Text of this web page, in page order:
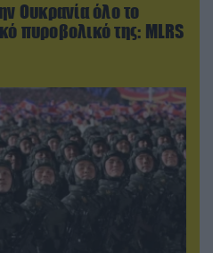
Ουκρανία όλο το
πυροβολικό της: MLRS